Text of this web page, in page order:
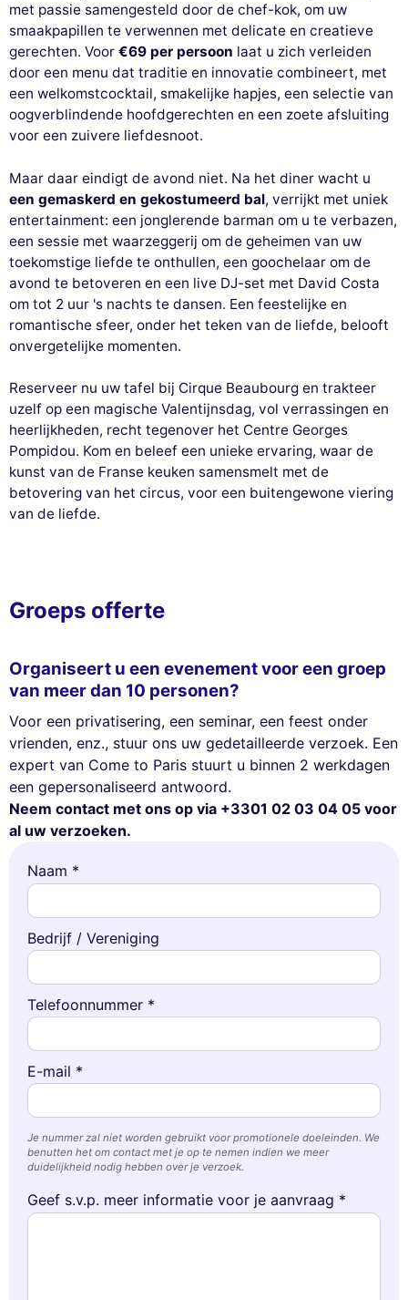
met passie samengesteld door de chef-kok, om uw
smaakpapillen te verwennen met delicate en creatieve
gerechten. Voor €69 per persoon laat u zich verleiden
door een menu dat traditie en innovatie combineert, met
een welkomstcocktail, smakelijke hapjes, een selectie van
oogverblindende hoofdgerechten en een zoete afsluiting
voor een zuivere liefdesnoot.
Maar daar eindigt de avond niet. Na het diner wacht u
een gemaskerd en gekostumeerd bal, verrijkt met uniek
entertainment: een jonglerende barman om u te verbazen,
een sessie met waarzeggerij om de geheimen van uw
toekomstige liefde te onthullen, een goochelaar om de
avond te betoveren en een live DJ-set met David Costa
om tot 2 uur 's nachts te dansen. Een feestelijke en
romantische sfeer, onder het teken van de liefde, belooft
onvergetelijke momenten.
Reserveer nu uw tafel bij Cirque Beaubourg en trakteer
uzelf op een magische Valentijnsdag, vol verrassingen en
heerlijkheden, recht tegenover het Centre Georges
Pompidou. Kom en beleef een unieke ervaring, waar de
kunst van de Franse keuken samensmelt met de
betovering van het circus, voor een buitengewone viering
van de liefde.
Groeps offerte
Organiseert u een evenement voor een groep
van meer dan 10 personen?
Voor een privatisering, een seminar, een feest onder
vrienden, enz., stuur ons uw gedetailleerde verzoek. Een
expert van Come to Paris stuurt u binnen 2 werkdagen
een gepersonaliseerd antwoord.
Neem contact met ons op via +3301 02 03 04 05 voor
al uw verzoeken.
Naam *
Bedrijf / Vereniging
Telefoonnummer *
E-mail *
Je nummer zal niet worden gebruikt voor promotionele doeleinden. We
benutten het om contact met je op te nemen indien we meer
duidelijkheid nodig hebben over je verzoek.
Geef s.v.p. meer informatie voor je aanvraag *